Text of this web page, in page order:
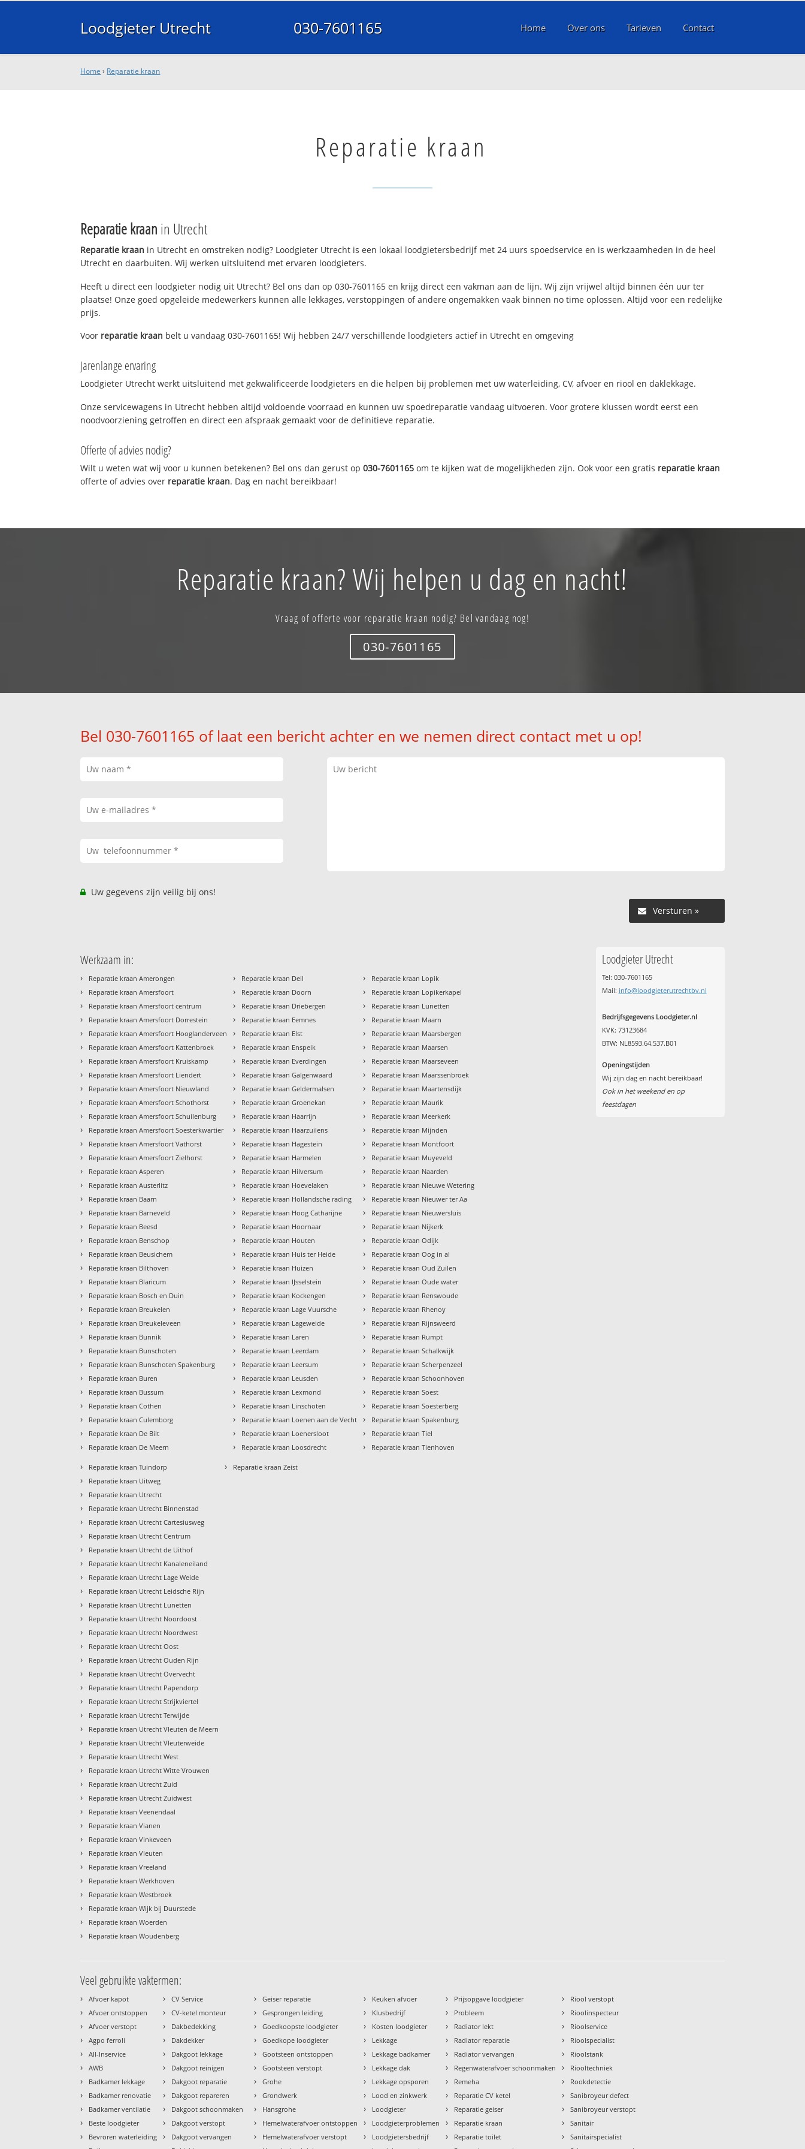
Loodgieter Utrecht 030-7601165 Home Over ons Tarieven Contact
Home › Reparatie kraan
Reparatie kraan
Reparatie kraan in Utrecht
Reparatie kraan in Utrecht en omstreken nodig? Loodgieter Utrecht is een lokaal loodgietersbedrijf met 24 uurs spoedservice en is werkzaamheden in de heel
Utrecht en daarbuiten. Wij werken uitsluitend met ervaren loodgieters.
Heeft u direct een loodgieter nodig uit Utrecht? Bel ons dan op 030-7601165 en krijg direct een vakman aan de lijn. Wij zijn vrijwel altijd binnen één uur ter
plaatse! Onze goed opgeleide medewerkers kunnen alle lekkages, verstoppingen of andere ongemakken vaak binnen no time oplossen. Altijd voor een redelijke
prijs.
Voor reparatie kraan belt u vandaag 030-7601165! Wij hebben 24/7 verschillende loodgieters actief in Utrecht en omgeving
Jarenlange ervaring
Loodgieter Utrecht werkt uitsluitend met gekwalificeerde loodgieters en die helpen bij problemen met uw waterleiding, CV, afvoer en riool en daklekkage.
Onze servicewagens in Utrecht hebben altijd voldoende voorraad en kunnen uw spoedreparatie vandaag uitvoeren. Voor grotere klussen wordt eerst een
noodvoorziening getroffen en direct een afspraak gemaakt voor de definitieve reparatie.
Offerte of advies nodig?
Wilt u weten wat wij voor u kunnen betekenen? Bel ons dan gerust op030-7601165 om te kijken wat de mogelijkheden zijn. Ook voor een gratis reparatie kraan
offerte of advies over reparatie kraan. Dag en nacht bereikbaar!
Reparatie kraan? Wij helpen u dag en nacht!
Vraag of offerte voor reparatie kraan nodig? Bel vandaag nog!
030-7601165
Bel 030-7601165 of laat een bericht achter en we nemen direct contact met u op!
Uw gegevens zijn veilig bij ons!
Versturen »
Werkzaam in:
› Reparatie kraan Amerongen
› Reparatie kraan Amersfoort
› Reparatie kraan Amersfoort centrum
› Reparatie kraan Amersfoort Dorrestein
› Reparatie kraan Amersfoort Hooglanderveen
› Reparatie kraan Amersfoort Kattenbroek
› Reparatie kraan Amersfoort Kruiskamp
› Reparatie kraan Amersfoort Liendert
› Reparatie kraan Amersfoort Nieuwland
› Reparatie kraan Amersfoort Schothorst
› Reparatie kraan Amersfoort Schuilenburg
› Reparatie kraan Amersfoort Soesterkwartier
› Reparatie kraan Amersfoort Vathorst
› Reparatie kraan Amersfoort Zielhorst
› Reparatie kraan Asperen
› Reparatie kraan Austerlitz
› Reparatie kraan Baarn
› Reparatie kraan Barneveld
› Reparatie kraan Beesd
› Reparatie kraan Benschop
› Reparatie kraan Beusichem
› Reparatie kraan Bilthoven
› Reparatie kraan Blaricum
› Reparatie kraan Bosch en Duin
› Reparatie kraan Breukelen
› Reparatie kraan Breukeleveen
› Reparatie kraan Bunnik
› Reparatie kraan Bunschoten
› Reparatie kraan Bunschoten Spakenburg
› Reparatie kraan Buren
› Reparatie kraan Bussum
› Reparatie kraan Cothen
› Reparatie kraan Culemborg
› Reparatie kraan De Bilt
› Reparatie kraan De Meern
› Reparatie kraan Deil
› Reparatie kraan Doorn
› Reparatie kraan Driebergen
› Reparatie kraan Eemnes
› Reparatie kraan Elst
› Reparatie kraan Enspeik
› Reparatie kraan Everdingen
› Reparatie kraan Galgenwaard
› Reparatie kraan Geldermalsen
› Reparatie kraan Groenekan
› Reparatie kraan Haarrijn
› Reparatie kraan Haarzuilens
› Reparatie kraan Hagestein
› Reparatie kraan Harmelen
› Reparatie kraan Hilversum
› Reparatie kraan Hoevelaken
› Reparatie kraan Hollandsche rading
› Reparatie kraan Hoog Catharijne
› Reparatie kraan Hoornaar
› Reparatie kraan Houten
› Reparatie kraan Huis ter Heide
› Reparatie kraan Huizen
› Reparatie kraan IJsselstein
› Reparatie kraan Kockengen
› Reparatie kraan Lage Vuursche
› Reparatie kraan Lageweide
› Reparatie kraan Laren
› Reparatie kraan Leerdam
› Reparatie kraan Leersum
› Reparatie kraan Leusden
› Reparatie kraan Lexmond
› Reparatie kraan Linschoten
› Reparatie kraan Loenen aan de Vecht
› Reparatie kraan Loenersloot
› Reparatie kraan Loosdrecht
› Reparatie kraan Lopik
› Reparatie kraan Lopikerkapel
› Reparatie kraan Lunetten
› Reparatie kraan Maarn
› Reparatie kraan Maarsbergen
› Reparatie kraan Maarsen
› Reparatie kraan Maarseveen
› Reparatie kraan Maarssenbroek
› Reparatie kraan Maartensdijk
› Reparatie kraan Maurik
› Reparatie kraan Meerkerk
› Reparatie kraan Mijnden
› Reparatie kraan Montfoort
› Reparatie kraan Muyeveld
› Reparatie kraan Naarden
› Reparatie kraan Nieuwe Wetering
› Reparatie kraan Nieuwer ter Aa
› Reparatie kraan Nieuwersluis
› Reparatie kraan Nijkerk
› Reparatie kraan Odijk
› Reparatie kraan Oog in al
› Reparatie kraan Oud Zuilen
› Reparatie kraan Oude water
› Reparatie kraan Renswoude
› Reparatie kraan Rhenoy
› Reparatie kraan Rijnsweerd
› Reparatie kraan Rumpt
› Reparatie kraan Schalkwijk
› Reparatie kraan Scherpenzeel
› Reparatie kraan Schoonhoven
› Reparatie kraan Soest
› Reparatie kraan Soesterberg
› Reparatie kraan Spakenburg
› Reparatie kraan Tiel
› Reparatie kraan Tienhoven
› Reparatie kraan Tuindorp
› Reparatie kraan Uitweg
› Reparatie kraan Utrecht
› Reparatie kraan Utrecht Binnenstad
› Reparatie kraan Utrecht Cartesiusweg
› Reparatie kraan Utrecht Centrum
› Reparatie kraan Utrecht de Uithof
› Reparatie kraan Utrecht Kanaleneiland
› Reparatie kraan Utrecht Lage Weide
› Reparatie kraan Utrecht Leidsche Rijn
› Reparatie kraan Utrecht Lunetten
› Reparatie kraan Utrecht Noordoost
› Reparatie kraan Utrecht Noordwest
› Reparatie kraan Utrecht Oost
› Reparatie kraan Utrecht Ouden Rijn
› Reparatie kraan Utrecht Overvecht
› Reparatie kraan Utrecht Papendorp
› Reparatie kraan Utrecht Strijkviertel
› Reparatie kraan Utrecht Terwijde
› Reparatie kraan Utrecht Vleuten de Meern
› Reparatie kraan Utrecht Vleuterweide
› Reparatie kraan Utrecht West
› Reparatie kraan Utrecht Witte Vrouwen
› Reparatie kraan Utrecht Zuid
› Reparatie kraan Utrecht Zuidwest
› Reparatie kraan Veenendaal
› Reparatie kraan Vianen
› Reparatie kraan Vinkeveen
› Reparatie kraan Vleuten
› Reparatie kraan Vreeland
› Reparatie kraan Werkhoven
› Reparatie kraan Westbroek
› Reparatie kraan Wijk bij Duurstede
› Reparatie kraan Woerden
› Reparatie kraan Woudenberg
› Reparatie kraan Zeist
Loodgieter Utrecht
Tel: 030-7601165
Mail: info@loodgieterutrechtbv.nl
Bedrijfsgegevens Loodgieter.nl
KVK: 73123684
BTW: NL8593.64.537.B01
Openingstijden
Wij zijn dag en nacht bereikbaar!
Ook in het weekend en op
feestdagen
Veel gebruikte vaktermen:
› Afvoer kapot
› Afvoer ontstoppen
› Afvoer verstopt
› Agpo ferroli
› All-Inservice
› AWB
› Badkamer lekkage
› Badkamer renovatie
› Badkamer ventilatie
› Beste loodgieter
› Bevroren waterleiding
› CV Service
› CV-ketel monteur
› Dakbedekking
› Dakdekker
› Dakgoot lekkage
› Dakgoot reinigen
› Dakgoot reparatie
› Dakgoot repareren
› Dakgoot schoonmaken
› Dakgoot verstopt
› Dakgoot vervangen
› Geiser reparatie
› Gesprongen leiding
› Goedkoopste loodgieter
› Goedkope loodgieter
› Gootsteen ontstoppen
› Gootsteen verstopt
› Grohe
› Grondwerk
› Hansgrohe
› Hemelwaterafvoer ontstoppen
› Hemelwaterafvoer verstopt
› Keuken afvoer
› Klusbedrijf
› Kosten loodgieter
› Lekkage
› Lekkage badkamer
› Lekkage dak
› Lekkage opsporen
› Lood en zinkwerk
› Loodgieter
› Loodgieterproblemen
› Loodgietersbedrijf
› Prijsopgave loodgieter
› Probleem
› Radiator lekt
› Radiator reparatie
› Radiator vervangen
› Regenwaterafvoer schoonmaken
› Remeha
› Reparatie CV ketel
› Reparatie geiser
› Reparatie kraan
› Reparatie toilet
› Riool verstopt
› Rioolinspecteur
› Rioolservice
› Rioolspecialist
› Rioolstank
› Riooltechniek
› Rookdetectie
› Sanibroyeur defect
› Sanibroyeur verstopt
› Sanitair
› Sanitairspecialist